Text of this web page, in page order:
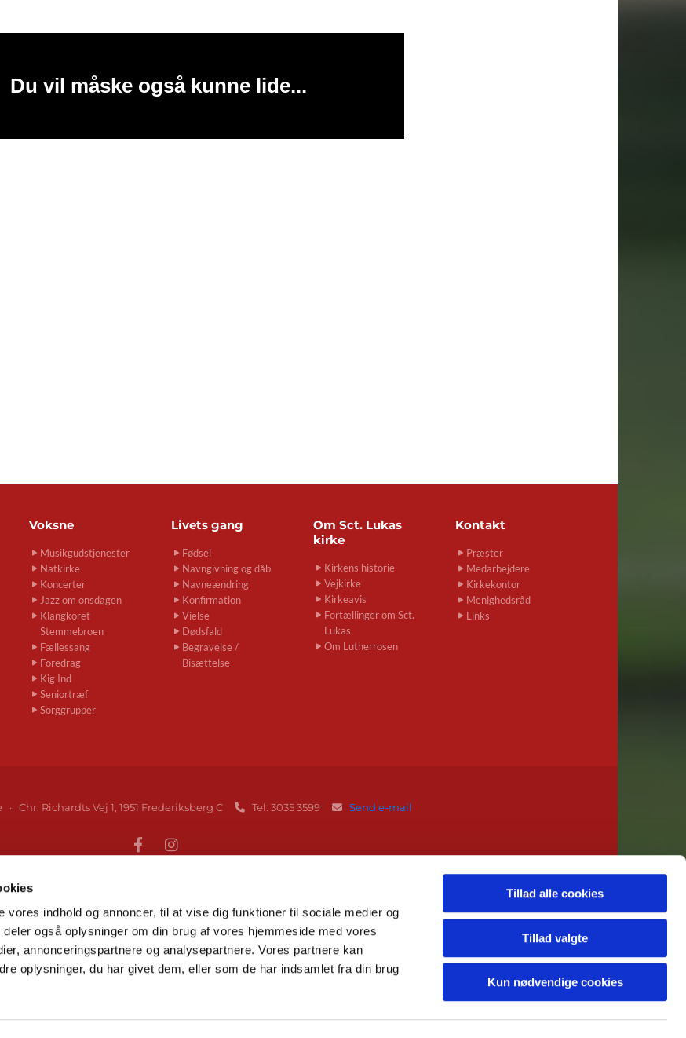
vores indhold og annoncer, til at vise dig funktioner til sociale medier og
også oplysninger om din brug af vores hjemmeside med vores
annonceringspartnere og analysepartnere. Vores partnere kan
oplysninger, du har givet dem, eller som de har indsamlet fra din brug
Tillad alle cookies
Tillad valgte
Kun nødvendige cookies
Du vil måske også kunne lide...
Voksne
Musikgudstjenester
Natkirke
Koncerter
Jazz om onsdagen
Klangkoret
Stemmebroen
Fællessang
Foredrag
Kig Ind
Seniortræf
Sorggrupper
Livets gang
Fødsel
Navngivning og dåb
Navneændring
Konfirmation
Vielse
Dødsfald
Begravelse /
Bisættelse
Om Sct. Lukas
kirke
Kirkens historie
Vejkirke
Kirkeavis
Fortællinger om Sct.
Lukas
Om Lutherrosen
Kontakt
Præster
Medarbejdere
Kirkekontor
Menighedsråd
Links
Chr. Richardts Vej 1, 1951 Frederiksberg C Tel: 3035 3599  Send e-mail
Tilgængelighedserklæring